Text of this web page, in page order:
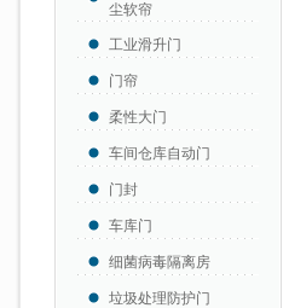
尘软帘
工业滑升门
门帘
柔性大门
车间仓库自动门
门封
车库门
细菌病毒隔离房
垃圾处理防护门